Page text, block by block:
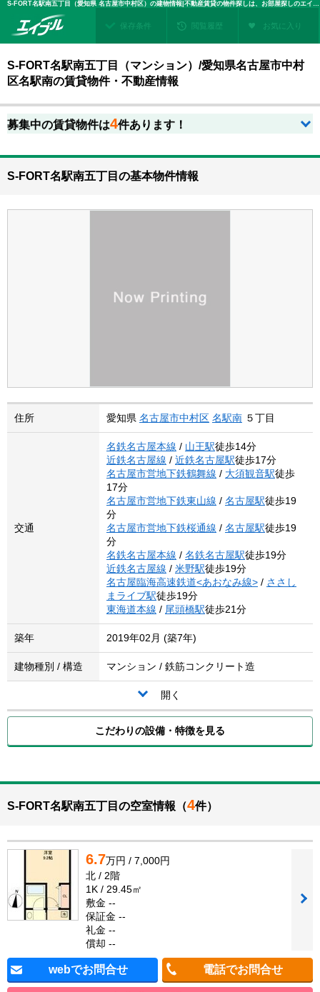
S-FORT名駅南五丁目（愛知県 名古屋市中村区）の建物情報|不動産賃貸の物件探しは、お部屋探しのエイブル
保存条件 閲覧履歴 お気に入り
S-FORT名駅南五丁目（マンション）/愛知県名古屋市中村
区名駅南の賃貸物件・不動産情報
募集中の賃貸物件は4件あります！
S-FORT名駅南五丁目の基本物件情報
住所 愛知県 名古屋市中村区 名駅南 ５丁目
交通
名鉄名古屋本線 / 山王駅徒歩14分
近鉄名古屋線 / 近鉄名古屋駅徒歩17分
名古屋市営地下鉄鶴舞線 / 大須観音駅徒歩
17分
名古屋市営地下鉄東山線 / 名古屋駅徒歩19
分
名古屋市営地下鉄桜通線 / 名古屋駅徒歩19
分
名鉄名古屋本線 / 名鉄名古屋駅徒歩19分
近鉄名古屋線 / 米野駅徒歩19分
名古屋臨海高速鉄道<あおなみ線> / ささし
まライブ駅徒歩19分
東海道本線 / 尾頭橋駅徒歩21分
築年 2019年02月 (築7年)
建物種別 / 構造 マンション / 鉄筋コンクリート造
開く
こだわりの設備・特徴を見る
S-FORT名駅南五丁目の空室情報（4件）
6.7万円 / 7,000円
北 / 2階
1K / 29.45㎡
敷金 --
保証金 --
礼金 --
償却 --
webでお問合せ 電話でお問合せ